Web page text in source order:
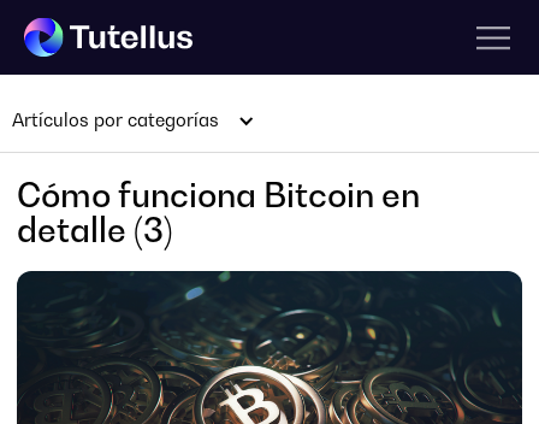
Artículos por categorías
Cómo funciona Bitcoin en
detalle (3)